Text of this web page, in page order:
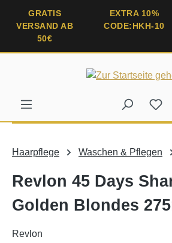
springen
GRATIS
VERSAND AB
50€
EXTRA 10%
CODE:HKH-10
Haarpflege Waschen & Pflegen
Revlon 45 Days
Golden Blondes
Revlon